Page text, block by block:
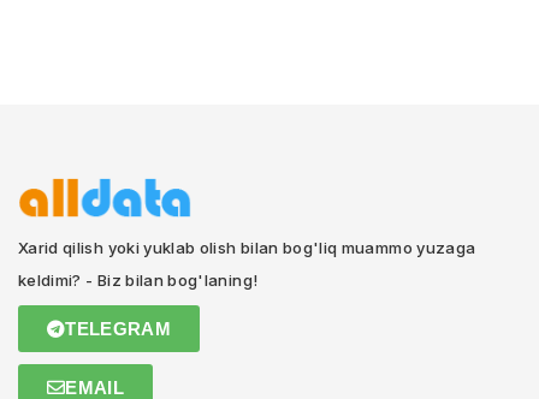
Xarid qilish yoki yuklab olish bilan bog'liq muammo yuzaga
keldimi? - Biz bilan bog'laning!
TELEGRAM
EMAIL